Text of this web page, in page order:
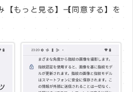
もっと見る】→【同意する】を